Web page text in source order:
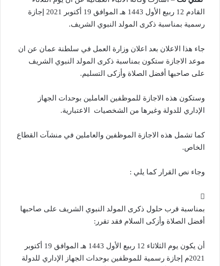
القادم 12 ربيع الأول 1443 هـ الموافق 19 أكتوبر 2021 إجازة
رسمية بمناسبة ذكرى المولد النبوي الشريف.
جاء هذا الاعلان بعد اعلان وزارة العمل في سلطنة عمان عن ان
موعد الاجازة ستكون بمناسبة ذكرى المولد النبوي الشريف
على صاحبها أفضل الصلاة وأزكى التسليم.
وستكون هذه الاجازة للموظفين العاملين بوحدات الجهاز
الإداري للدولة وغيرها من الشخصيات الاعتبارية.
كما تشمل هذه الاجازة الموظفين والعاملين في منشآت القطاع
الخاص.
وجاء نص القرار كما يلي :
بمناسبة قرب حلول ذكرى المولد النبوي الشريف على صاحبها
أفضل الصلاة وأزكى السلام فقد تقرر:
أن يكون يوم الثلاثاء 12 ربيع الأول 1443 هـ الموافق 19 أكتوبر
2021م إجازة رسمية للموظفين بوحدات الجهاز الإداري للدولة